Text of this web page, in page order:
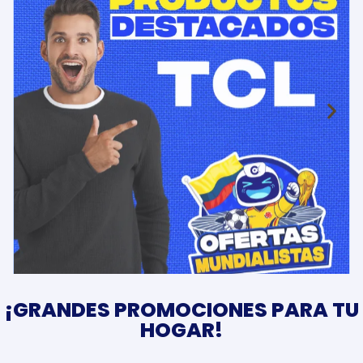
¡GRANDES PROMOCIONES PARA TU
HOGAR!